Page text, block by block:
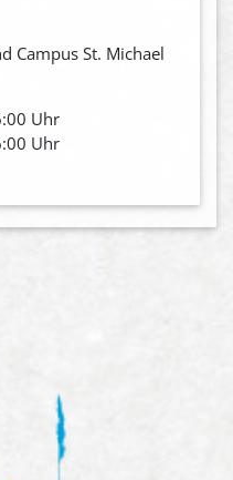
Campus St. Michael
Uhr
Uhr